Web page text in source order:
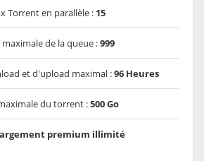
Torrent en parallèle : 15
maximale de la queue :999
et d'upload maximal :96 Heures
du torrent :500 Go
premium illimité